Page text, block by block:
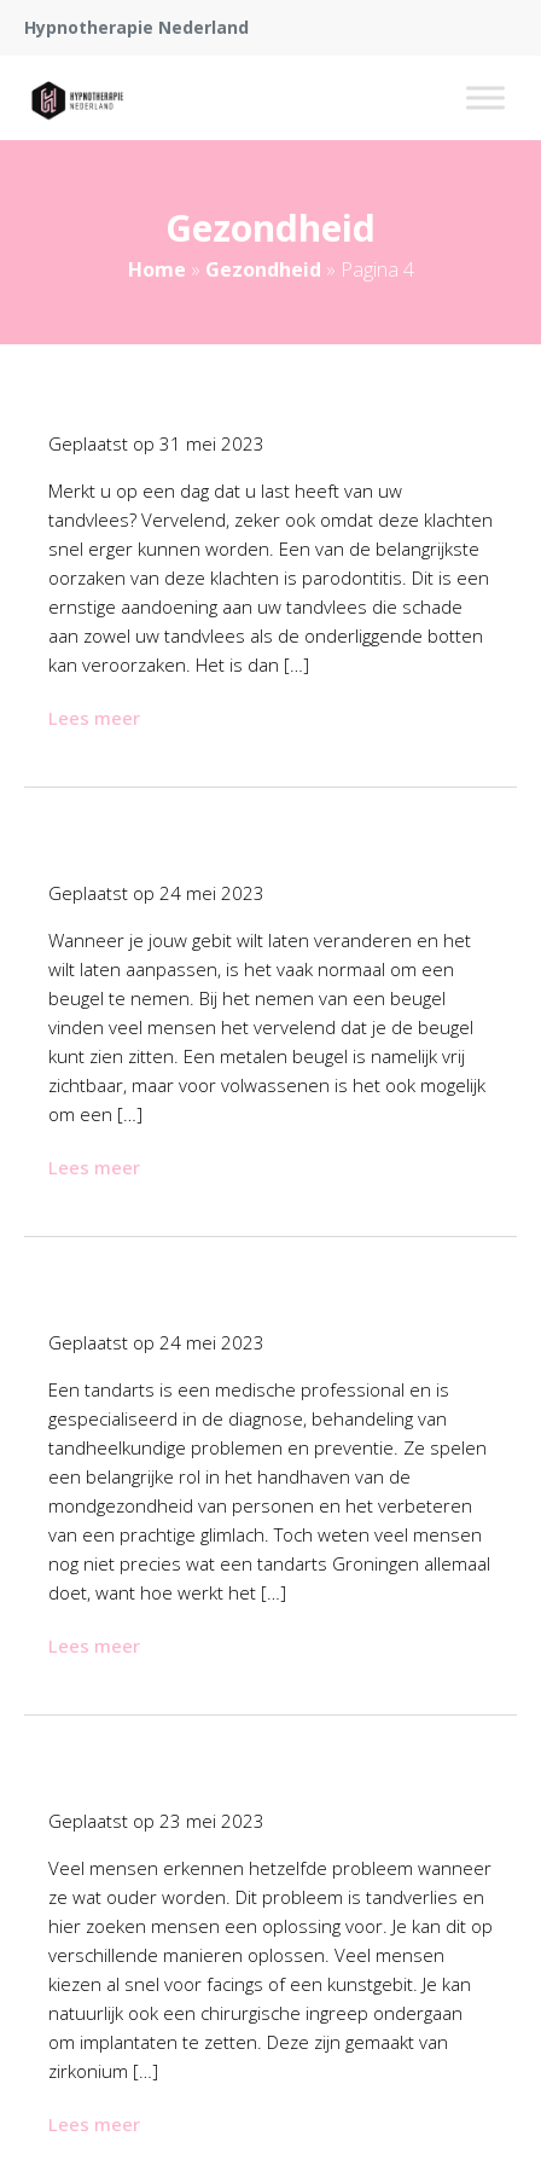
Hypnotherapie Nederland
Gezondheid
Home » Gezondheid » Pagina 4
Geplaatst op 31 mei 2023
Merkt u op een dag dat u last heeft van uw
tandvlees? Vervelend, zeker ook omdat deze klachten
snel erger kunnen worden. Een van de belangrijkste
oorzaken van deze klachten is parodontitis. Dit is een
ernstige aandoening aan uw tandvlees die schade
aan zowel uw tandvlees als de onderliggende botten
kan veroorzaken. Het is dan […]
Lees meer
Geplaatst op 24 mei 2023
Wanneer je jouw gebit wilt laten veranderen en het
wilt laten aanpassen, is het vaak normaal om een
beugel te nemen. Bij het nemen van een beugel
vinden veel mensen het vervelend dat je de beugel
kunt zien zitten. Een metalen beugel is namelijk vrij
zichtbaar, maar voor volwassenen is het ook mogelijk
om een […]
Lees meer
Geplaatst op 24 mei 2023
Een tandarts is een medische professional en is
gespecialiseerd in de diagnose, behandeling van
tandheelkundige problemen en preventie. Ze spelen
een belangrijke rol in het handhaven van de
mondgezondheid van personen en het verbeteren
van een prachtige glimlach. Toch weten veel mensen
nog niet precies wat een tandarts Groningen allemaal
doet, want hoe werkt het […]
Lees meer
Geplaatst op 23 mei 2023
Veel mensen erkennen hetzelfde probleem wanneer
ze wat ouder worden. Dit probleem is tandverlies en
hier zoeken mensen een oplossing voor. Je kan dit op
verschillende manieren oplossen. Veel mensen
kiezen al snel voor facings of een kunstgebit. Je kan
natuurlijk ook een chirurgische ingreep ondergaan
om implantaten te zetten. Deze zijn gemaakt van
zirkonium […]
Lees meer